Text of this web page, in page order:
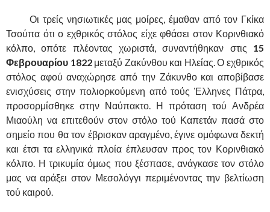
Οι τρείς νησιωτικές μας μοίρες, έμαθαν από τον Γκίκα
Τσούπα ότι ο εχθρικός στόλος είχε φθάσει στον Κορινθιακό
κόλπο, οπότε πλέοντας χωριστά, συναντήθηκαν στις 15
Φεβρουαρίου 1822μεταξύ Ζακύνθου και Ηλείας. Ο εχθρικός
στόλος αφού αναχώρησε από την Ζάκυνθο και αποβίβασε
ενισχύσεις στην πολιορκούμενη από τούς Έλληνες Πάτρα,
προσορμίσθηκε στην Ναύπακτο. Η πρόταση τού Ανδρέα
Μιαούλη να επιτεθούν στον στόλο τού Καπετάν πασά στο
σημείο που θα τον έβρισκαν αραγμένο, έγινε ομόφωνα δεκτή
και έτσι τα ελληνικά πλοία έπλευσαν προς τον Κορινθιακό
κόλπο. Η τρικυμία όμως που ξέσπασε, ανάγκασε τον στόλο
μας να αράξει στον Μεσολόγγι περιμένοντας την βελτίωση
τού καιρού.